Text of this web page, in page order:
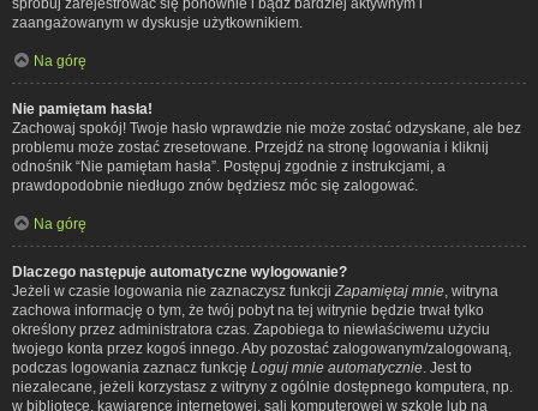
zaangażowanym w dyskusje użytkownikiem.
Na górę
Nie pamiętam hasła!
Zachowaj spokój! Twoje hasło wprawdzie nie może zostać odzyskane, ale bez
problemu może zostać zresetowane. Przejdź na stronę logowania i kliknij
odnośnik “Nie pamiętam hasła”. Postępuj zgodnie z instrukcjami, a
prawdopodobnie niedługo znów będziesz móc się zalogować.
Na górę
Dlaczego następuje automatyczne wylogowanie?
Jeżeli w czasie logowania nie zaznaczysz funkcji Zapamiętaj mnie , witryna
zachowa informację o tym, że twój pobyt na tej witrynie będzie trwał tylko
określony przez administratora czas. Zapobiega to niewłaściwemu użyciu
twojego konta przez kogoś innego. Aby pozostać zalogowanym/zalogowaną,
podczas logowania zaznacz funkcję Loguj mnie automatycznie . Jest to
niezalecane, jeżeli korzystasz z witryny z ogólnie dostępnego komputera, np.
w bibliotece, kawiarence internetowej, sali komputerowej w szkole lub na